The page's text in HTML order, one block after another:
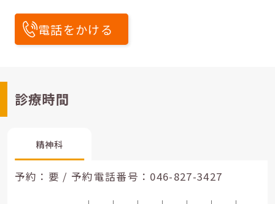
電話をかける
診療時間
精神科
予約：要 / 予約電話番号： 046-827-3427